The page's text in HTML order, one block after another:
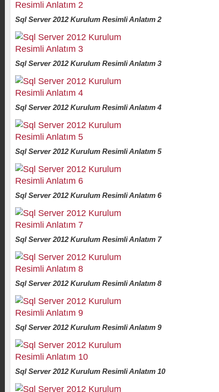
Sql Server 2012 Kurulum Resimli Anlatım 2
Sql Server 2012 Kurulum Resimli Anlatım 3
Sql Server 2012 Kurulum Resimli Anlatım 4
Sql Server 2012 Kurulum Resimli Anlatım 5
Sql Server 2012 Kurulum Resimli Anlatım 6
Sql Server 2012 Kurulum Resimli Anlatım 7
Sql Server 2012 Kurulum Resimli Anlatım 8
Sql Server 2012 Kurulum Resimli Anlatım 9
Sql Server 2012 Kurulum Resimli Anlatım 10